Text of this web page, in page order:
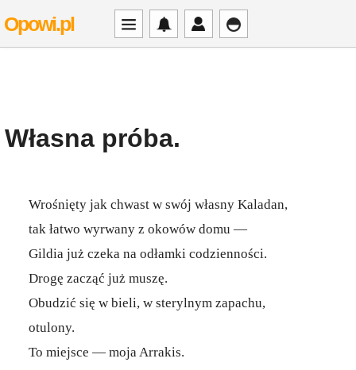
Opowi.pl
Własna próba.
Wrośnięty jak chwast w swój własny Kaladan,
tak łatwo wyrwany z okowów domu —
Gildia już czeka na odłamki codzienności.
Drogę zacząć już muszę.
Obudzić się w bieli, w sterylnym zapachu,
otulony.
To miejsce — moja Arrakis.